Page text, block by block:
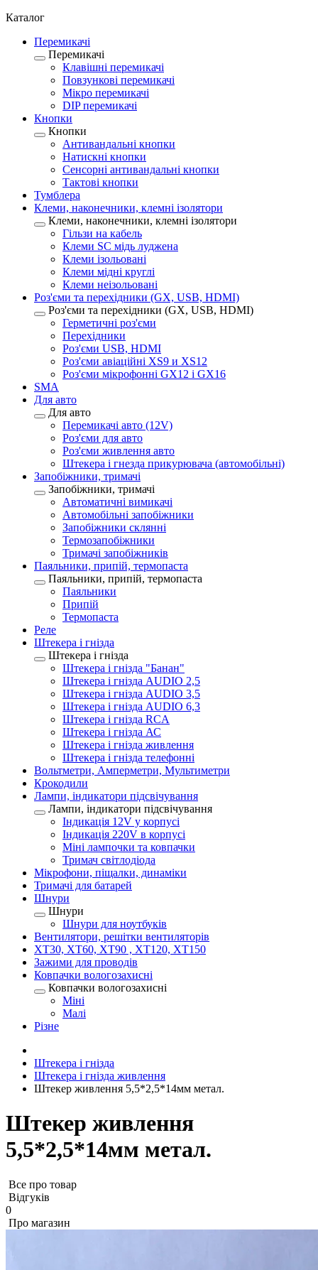
Каталог
Перемикачі
Перемикачі
Клавішні перемикачі
Повзункові перемикачі
Мікро перемикачі
DIP перемикачі
Кнопки
Кнопки
Антивандальні кнопки
Натискні кнопки
Сенсорні антивандальні кнопки
Тактові кнопки
Тумблера
Клеми, наконечники, клемні ізолятори
Клеми, наконечники, клемні ізолятори
Гільзи на кабель
Клеми SC мідь луджена
Клеми ізольовані
Клеми мідні круглі
Клеми неізольовані
Роз'єми та перехідники (GX, USB, HDMI)
Роз'єми та перехідники (GX, USB, HDMI)
Герметичні роз'єми
Перехідники
Роз'єми USB, HDMI
Роз'єми авіаційні XS9 и XS12
Роз'єми мікрофонні GX12 і GX16
SMA
Для авто
Для авто
Перемикачі авто (12V)
Роз'єми для авто
Роз'єми живлення авто
Штекера і гнезда прикурювача (автомобільні)
Запобіжники, тримачі
Запобіжники, тримачі
Автоматичні вимикачі
Автомобільні запобіжники
Запобіжники склянні
Термозапобіжники
Тримачі запобіжників
Паяльники, припій, термопаста
Паяльники, припій, термопаста
Паяльники
Припій
Термопаста
Реле
Штекера і гнізда
Штекера і гнізда
Штекера і гнізда "Банан"
Штекера і гнізда AUDIO 2,5
Штекера і гнізда AUDIO 3,5
Штекера і гнізда AUDIO 6,3
Штекера і гнізда RCA
Штекера і гнізда АС
Штекера і гнізда живлення
Штекера і гнізда телефонні
Вольтметри, Амперметри, Мультиметри
Крокодили
Лампи, індикатори підсвічування
Лампи, індикатори підсвічування
Індикація 12V у корпусі
Індикація 220V в корпусі
Міні лампочки та ковпачки
Тримач світлодіода
Мікрофони, піщалки, динаміки
Тримачі для батарей
Шнури
Шнури
Шнури для ноутбуків
Вентилятори, решітки вентиляторів
XT30, XT60, XT90 , XT120, XT150
Зажими для проводів
Ковпачки вологозахисні
Ковпачки вологозахисні
Міні
Малі
Різне
Штекера і гнізда
Штекера і гнізда живлення
Штекер живлення 5,5*2,5*14мм метал.
Штекер живлення
5,5*2,5*14мм метал.
Все про товар
Відгуків
0
Про магазин